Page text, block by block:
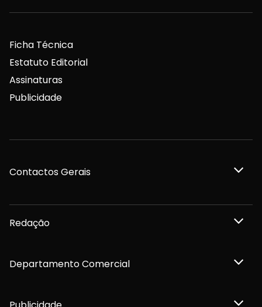
Ficha Técnica
Estatuto Editorial
Assinaturas
Publicidade
Contactos Gerais
Redação
Departamento Comercial